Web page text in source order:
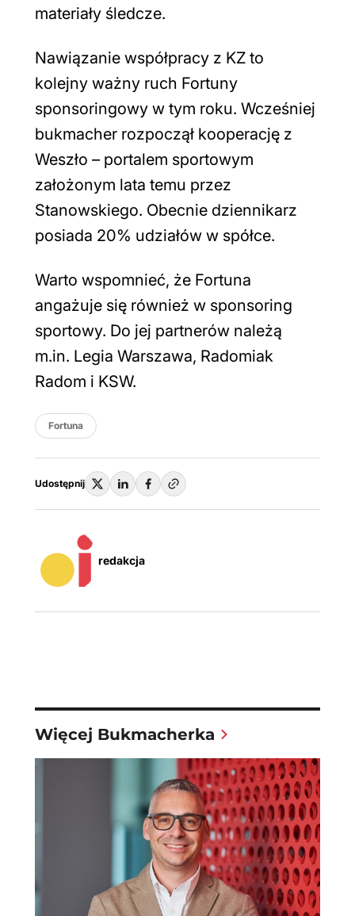
materiały śledcze.
Nawiązanie współpracy z KZ to
kolejny ważny ruch Fortuny
sponsoringowy w tym roku. Wcześniej
bukmacher rozpoczął kooperację z
Weszło – portalem sportowym
założonym lata temu przez
Stanowskiego. Obecnie dziennikarz
posiada 20% udziałów w spółce.
Warto wspomnieć, że Fortuna
angażuje się również w sponsoring
sportowy. Do jej partnerów należą
m.in. Legia Warszawa, Radomiak
Radom i KSW.
Fortuna
Udostępnij
redakcja
Więcej Bukmacherka